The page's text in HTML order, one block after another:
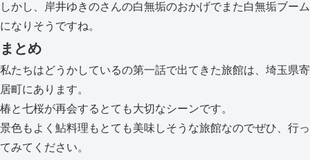
しかし、岸井ゆきのさんの白無垢のおかげでまた白無垢ブーム
になりそうですね。
まとめ
私たちはどうかしているの第一話で出てきた旅館は、埼玉県寄
居町にあります。
椿と七桜が再会するとても大切なシーンです。
景色もよく鮎料理もとても美味しそうな旅館なのでぜひ、行っ
てみてください。